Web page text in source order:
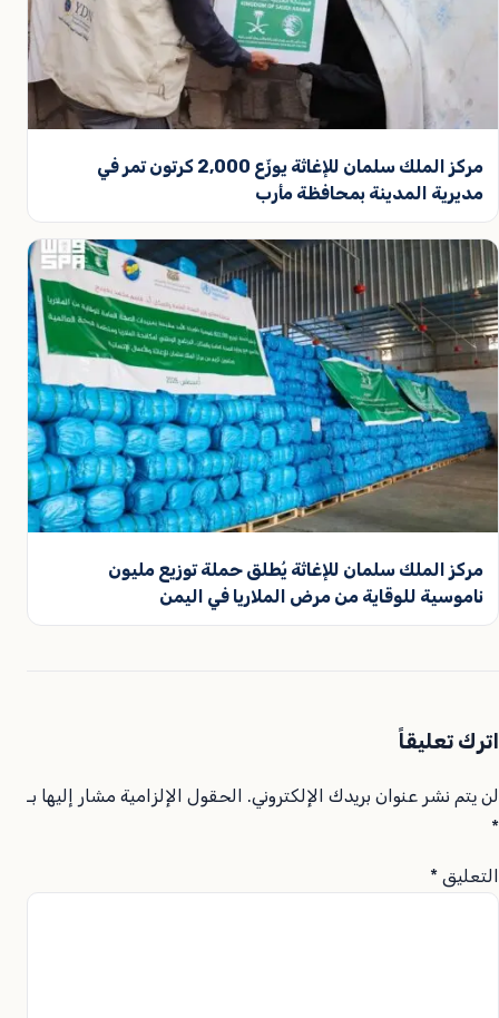
مركز الملك سلمان للإغاثة يوزّع 2,000 كرتون تمر في
مديرية المدينة بمحافظة مأرب
مركز الملك سلمان للإغاثة يُطلق حملة توزيع مليون
ناموسية للوقاية من مرض الملاريا في اليمن
اترك تعليقاً
لن يتم نشر عنوان بريدك الإلكتروني. الحقول الإلزامية مشار إليها بـ
*
التعليق *